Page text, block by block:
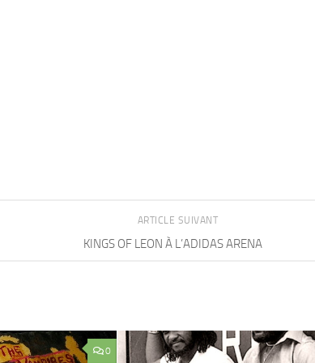
ARTICLE SUIVANT
‌KINGS OF LEON À L’ADIDAS ARENA
0